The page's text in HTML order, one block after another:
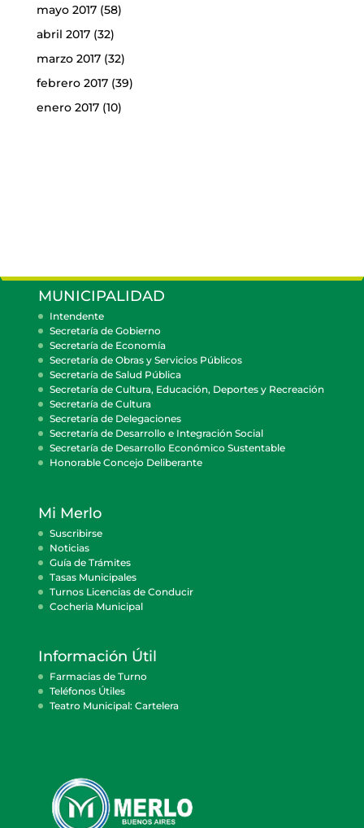
mayo 2017(58)
abril 2017(32)
marzo 2017(32)
febrero 2017(39)
enero 2017(10)
MUNICIPALIDAD
Intendente
Secretaría de Gobierno
Secretaría de Economía
Secretaría de Obras y Servicios Públicos
Secretaría de Salud Pública
Secretaría de Cultura, Educación, Deportes y Recreación
Secretaría de Cultura
Secretaría de Delegaciones
Secretaría de Desarrollo e Integración Social
Secretaría de Desarrollo Económico Sustentable
Honorable Concejo Deliberante
Mi Merlo
Suscribirse
Noticias
Guía de Trámites
Tasas Municipales
Turnos Licencias de Conducir
Cocheria Municipal
Información Útil
Farmacias de Turno
Teléfonos Útiles
Teatro Municipal: Cartelera